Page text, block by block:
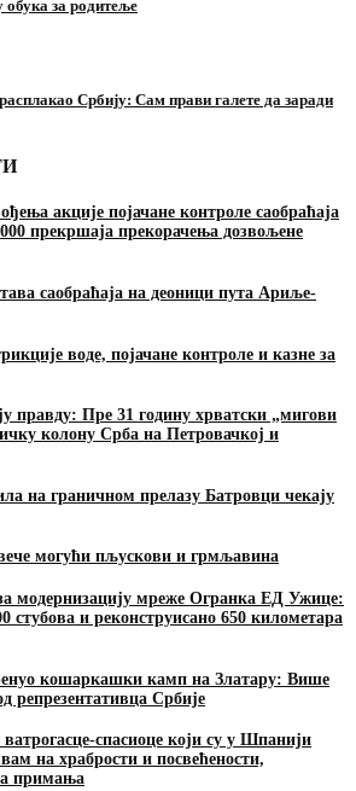
за родитеље
Србију: Сам прави галете да заради
акције појачане контроле саобраћаја
прекршаја прекорачења дозвољене
саобраћаја на деоници пута Ариље-
воде, појачане контроле и казне за
правду: Пре 31 годину хрватски „мигови
колону Срба на Петровачкој и
на граничном прелазу Батровци чекају
могући пљускови и грмљавина
модернизацију мреже Огранка ЕД Ужице:
стубова и реконструисано 650 километара
кошаркашки камп на Златару: Више
репрезентативца Србије
спасиоце који су у Шпанији
на храбрости и посвећености,
примања